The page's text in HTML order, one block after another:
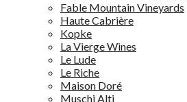
Fable Mountain Vineyards
Haute Cabrière
Kopke
La Vierge Wines
Le Lude
Le Riche
Maison Doré
Muschi Alti